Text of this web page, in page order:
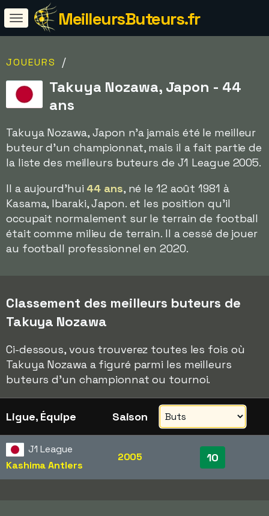
MeilleursButeurs.fr
JOUEURS /
Takuya Nozawa, Japon - 44
ans
Takuya Nozawa, Japon n'a jamais été le meilleur
buteur d'un championnat, mais il a fait partie de
la liste des meilleurs buteurs de J1 League 2005.
Il a aujourd'hui 44 ans, né le 12 août 1981 à
Kasama, Ibaraki, Japon. et les position qu'il
occupait normalement sur le terrain de football
était comme milieu de terrain. Il a cessé de jouer
au football professionnel en 2020.
Classement des meilleurs buteurs de
Takuya Nozawa
Ci-dessous, vous trouverez toutes les fois où
Takuya Nozawa a figuré parmi les meilleurs
buteurs d'un championnat ou tournoi.
Ligue, Équipe Saison
J1 League
Kashima Antlers
2005 10